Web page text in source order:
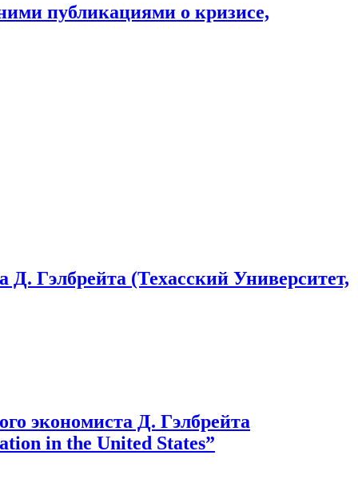
публикациями о кризисе,
Гэлбрейта (Техасский Университет,
экономиста Д. Гэлбрейта
in the United States”